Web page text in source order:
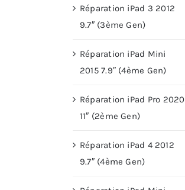
Réparation iPad 3 2012
9.7″ (3ème Gen)
Réparation iPad Mini
2015 7.9″ (4ème Gen)
Réparation iPad Pro 2020
11″ (2ème Gen)
Réparation iPad 4 2012
9.7″ (4ème Gen)